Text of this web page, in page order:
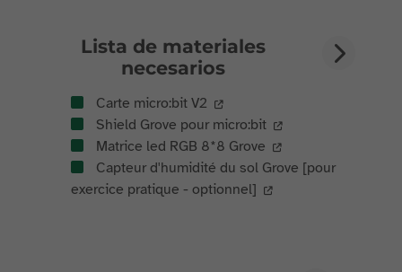
Lista de materiales
necesarios
Carte micro:bit V2
Shield Grove pour micro:bit
Matrice led RGB 8*8 Grove
Capteur d'humidité du sol Grove [pour
exercice pratique - optionnel]